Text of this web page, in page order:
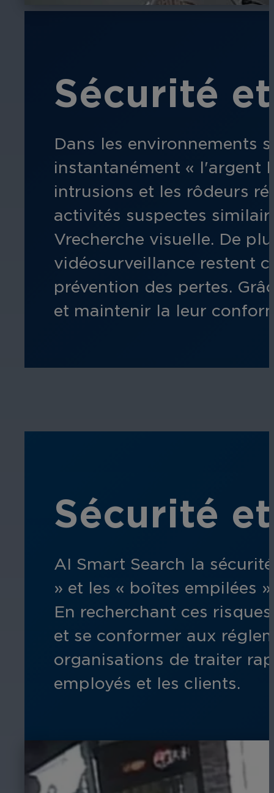
Sécurité
Dans les environnements
instantanément « l'argent
intrusions et les rôdeurs
activités suspectes
Vrecherche visuelle. De
vidéosurveillance restent
prévention des pertes.
et maintenir la leur
Sécurité
AI Smart Search la
» et les « boîtes empilées
En recherchant ces
et se conformer aux
organisations de traiter
employés et les clients.